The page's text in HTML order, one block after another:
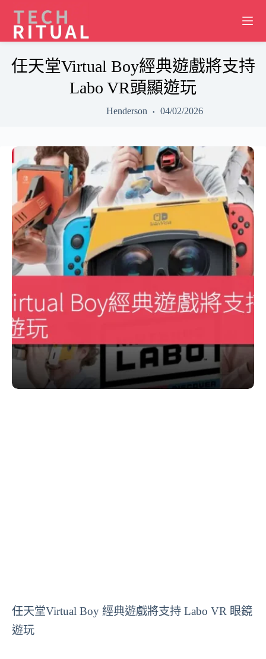
content
任天堂Virtual Boy經典遊戲將支持
Labo VR頭顯遊玩
Henderson 04/02/2026
任天堂Virtual Boy 經典遊戲將支持 Labo VR 眼鏡
遊玩